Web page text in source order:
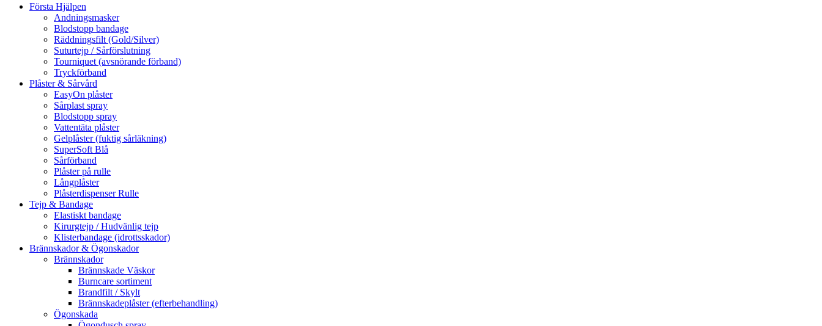
Första Hjälpen
Andningsmasker
Blodstopp bandage
Räddningsfilt (Gold/Silver)
Suturtejp / Sårförslutning
Tourniquet (avsnörande förband)
Tryckförband
Plåster & Sårvård
EasyOn plåster
Sårplast spray
Blodstopp spray
Vattentäta plåster
Gelplåster (fuktig sårläkning)
SuperSoft Blå
Sårförband
Plåster på rulle
Långplåster
Plåsterdispenser Rulle
Tejp & Bandage
Elastiskt bandage
Kirurgtejp / Hudvänlig tejp
Klisterbandage (idrottsskador)
Brännskador & Ögonskador
Brännskador
Brännskade Väskor
Burncare sortiment
Brandfilt / Skylt
Brännskadeplåster (efterbehandling)
Ögonskada